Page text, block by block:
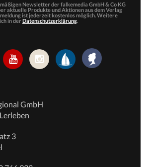
Newsletter der falkemedia GmbH & Co KG
aktuelle Produkte und Aktionen aus dem Verlag
ist jederzeit kostenlos möglich. Weitere
in der Datenschutzerklärung.
GmbH
3